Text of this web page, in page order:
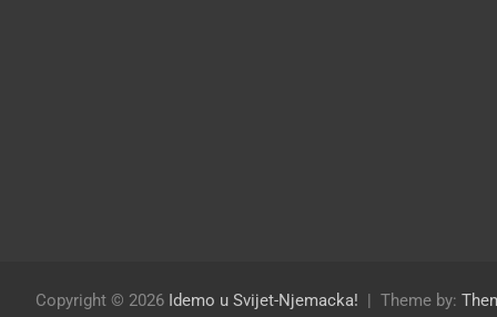
Copyright © 2026 Idemo u Svijet-Njemacka! Theme by: